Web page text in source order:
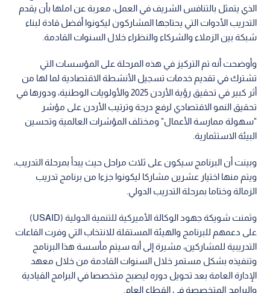
الذي يتمثل بالتنافس الشريف في العمل، معربة عن املها بأن يقدم
التدريب الأدوات التي يحتاجها المشاركون ليكونوا أفضل قادة لبناء
شبكة بين الزملاء والشركاء والنظراء خلال السنوات القادمة.
وأوضحت أنه تم التركيز في هذه المرحلة على المؤسسات التي
تشترك في تقديم خدمات تسجيل الأنشطة الاقتصادية لما لها من
أثر كبير في تحقيق رؤية الأردن 2025 والأولويات الوطنية، ودورها في
تحقيق النمو الاقتصادي لرفع درجة وترتيب الأردن على مؤشر
"سهولة ممارسة الأعمال" ومختلف المؤشرات العالمية وتحسين
البيئة الاستثمارية.
وبينت أن البرنامج سيكون على ثلاث مراحل حيث يبدأ بمرحلة التدريب،
ويتم منها اختيار عشرين مشاركا ليكونوا جزءا من برنامج تدريب
الزمالة وختاما بمرحلة التدريب الدولي.
وثمنت شويكة جهود الوكالة الأميركية للتنمية الدولية (USAID)
على دعمهم للبرنامج والهيئة المستقلة للانتخاب التي وفرت القاعات
التدريبية للمشاركين، مشيرة إلى أنه سيتم مأسسة هذا البرنامج
وتنفيذه بشكل مستمر خلال السنوات القادمة من خلال معهد
الإدارة العامة بعد تحويل دوره ليصبح متخصصا في البرامج القيادية
والبرامج المتخصصة في القطاع العام.